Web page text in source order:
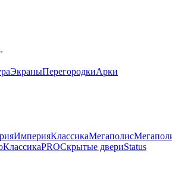
ЭкраныПерегородкиАрки
ИмперияКлассикаМегаполис
Скрытые двериStatus